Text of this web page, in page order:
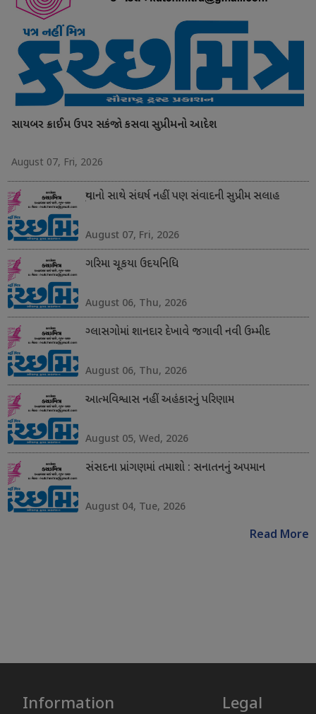
સાયબર ક્રાઈમ ઉપર સકંજો કસવા સુપ્રીમનો આદેશ
August 07, Fri, 2026
યુવાનો સાથે સંઘર્ષ નહીં પણ સંવાદની સુપ્રીમ સલાહ
August 07, Fri, 2026
ગરિમા ચૂકયા ઉદયનિધિ
August 06, Thu, 2026
ગ્લાસગોમાં શાનદાર દેખાવે જગાવી નવી ઉમ્મીદ
August 06, Thu, 2026
આત્મવિશ્વાસ નહીં અહંકારનું પરિણામ
August 05, Wed, 2026
સંસદના પ્રાંગણમાં તમાશો : સનાતનનું અપમાન
August 04, Tue, 2026
Read More
Information Legal